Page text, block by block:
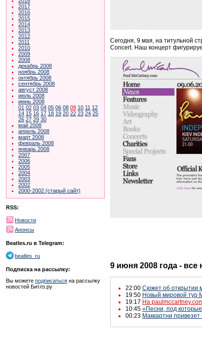
2017
2016
2015
2014
2013
2012
2011
2010
2009
2008
декабрь 2008
ноябрь 2008
октябрь 2008
сентябрь 2008
август 2008
июль 2008
июнь 2008
01 02 03 04 05 06 08 09 10 11 12
14 15 16 17 18 19 20 22 23 24 25
26 27 29 30
май 2008
апрель 2008
март 2008
февраль 2008
январь 2008
2007
2006
2005
2004
2003
2002
2000-2002 (старый сайт)
RSS:
Новости
Анонсы
Beatles.ru в Telegram:
beatles_ru
Подписка на рассылку:
Вы можете подписаться на рассылку
новостей Битлз.ру
Сегодня, 9 мая, на титульной
Concert. Наш концерт
9 июня 2008 года - все
22:00 Сюжет об открытии
19:50 Новый мировой тур
19:17 На
10:45 «Песни, под
00:23 Маккартни